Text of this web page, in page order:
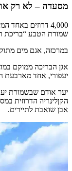
מסעדה – לא רק
4,000 דרוזים
שמורת הטבע “בריכת
במרכזה, אגם מים
אגן הבריכה ממוקם
יעפורי, אחד מארבעת
יער אודם שבשמורת
הקןלינריה הדרוזית
אבן שואבת לתיירים.